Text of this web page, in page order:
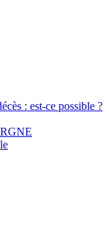
: est-ce possible ?